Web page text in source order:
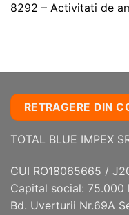
8292 – Activitati de
RETRAGERE DIN
TOTAL BLUE IMPEX
CUI RO18065665 /
Capital social: 75.000
Bd. Uverturii Nr.69A